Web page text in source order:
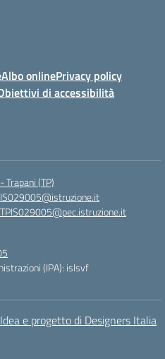
Albo onlinePrivacy policy
di accessibilità
(TP)
TPIS029005@pec.istruzione.it
(IPA): islsvf
Idea e progetto di Designers Italia